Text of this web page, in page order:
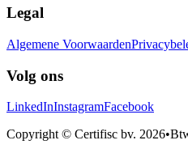
Legal
Algemene Voorwaarden
Volg ons
LinkedInInstagramFacebook
Copyright © Certifisc bv. 2026•